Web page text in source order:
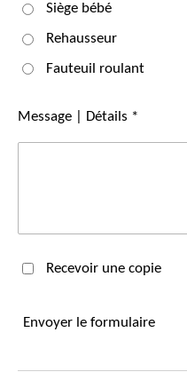
Siège bébé
Rehausseur
Fauteuil roulant
Message | Détails *
Recevoir une copie
Envoyer le formulaire